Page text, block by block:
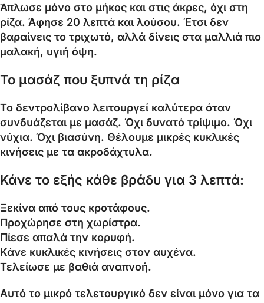
Άπλωσε μόνο στο μήκος και στις άκρες, όχι στη
ρίζα. Άφησε 20 λεπτά και λούσου. Έτσι δεν
βαραίνεις το τριχωτό, αλλά δίνεις στα μαλλιά πιο
μαλακή, υγιή όψη.
Το μασάζ που ξυπνά τη ρίζα
Το δεντρολίβανο λειτουργεί καλύτερα όταν
συνδυάζεται με μασάζ. Όχι δυνατό τρίψιμο. Όχι
νύχια. Όχι βιασύνη. Θέλουμε μικρές κυκλικές
κινήσεις με τα ακροδάχτυλα.
Κάνε το εξής κάθε βράδυ για 3 λεπτά:
Ξεκίνα από τους κροτάφους.
Προχώρησε στη χωρίστρα.
Πίεσε απαλά την κορυφή.
Κάνε κυκλικές κινήσεις στον αυχένα.
Τελείωσε με βαθιά αναπνοή.
Αυτό το μικρό τελετουργικό δεν είναι μόνο για τα